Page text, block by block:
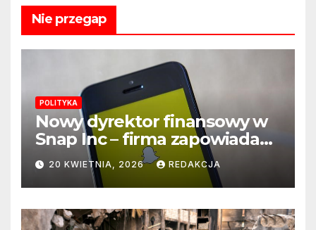
Nie przegap
POLITYKA
Nowy dyrektor finansowy w
Snap Inc – firma zapowiada
zmianę na kluczowym
stanowisku
20 KWIETNIA, 2026 REDAKCJA